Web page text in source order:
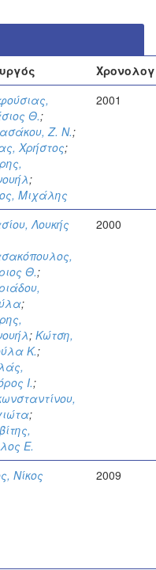
Θ.;
Ζ. Ν.;
Χρήστος;
;
Μιχάλης
2001
Λουκής
Θ.;
;
; Κώτση,
Κ.;
Ι.;
;
Ε.
2000
Νίκος 2009